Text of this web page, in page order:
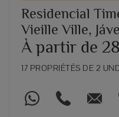
Residencial
Vieille Ville,
À partir de
17 PROPRIÉTÉS DE 2